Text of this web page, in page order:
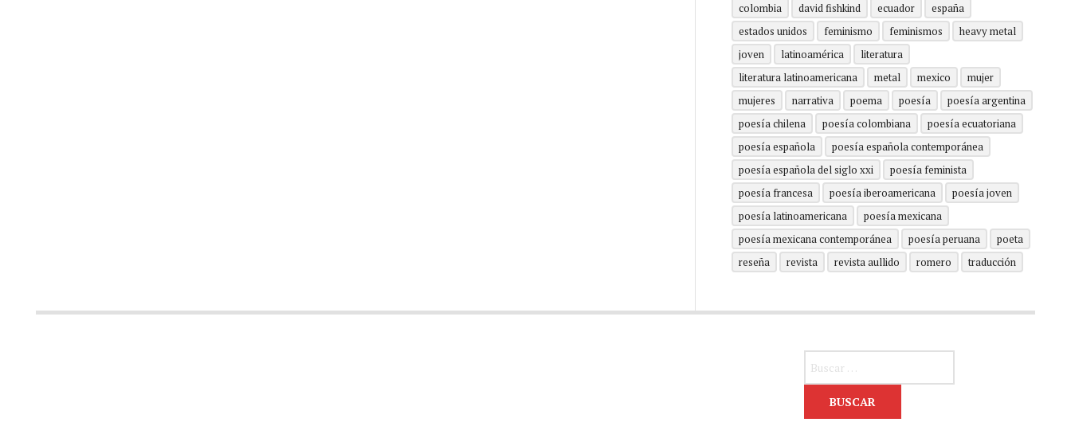
colombia
david fishkind ecuador
españa
estados unidos
feminismo feminismos
heavy metal
joven
latinoamérica
literatura
literatura latinoamericana
metal mexico
mujer
mujeres
narrativa poema poesía
poesía argentina
poesía chilena
poesía colombiana
poesía ecuatoriana
poesía española
poesía española contemporánea
poesía española del siglo xxi
poesía feminista
poesía francesa
poesía iberoamericana
poesía joven
poesía latinoamericana
poesía mexicana
poesía mexicana contemporánea
poesía peruana
poeta
reseña
revista revista aullido romero traducción